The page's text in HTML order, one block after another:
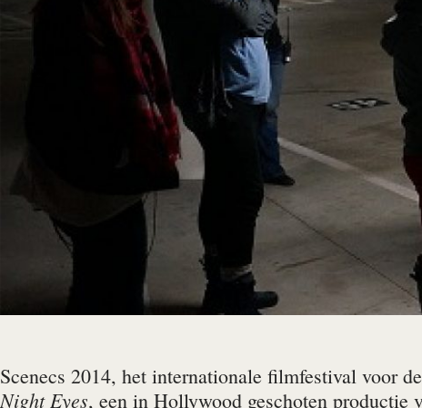
Scenecs 2014, het internationale filmfestival voor
Night Eyes, een in Hollywood geschoten productie